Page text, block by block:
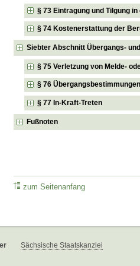
§ 73 Eintragung und Tilgung
§ 74 Kostenerstattung der
Siebter Abschnitt Übergangs-
§ 75 Verletzung von Melde-
§ 76 Übergangsbestimmungen
§ 77 In-Kraft-Treten
Fußnoten
zum Seitenanfang
Sächsische Staatskanzlei